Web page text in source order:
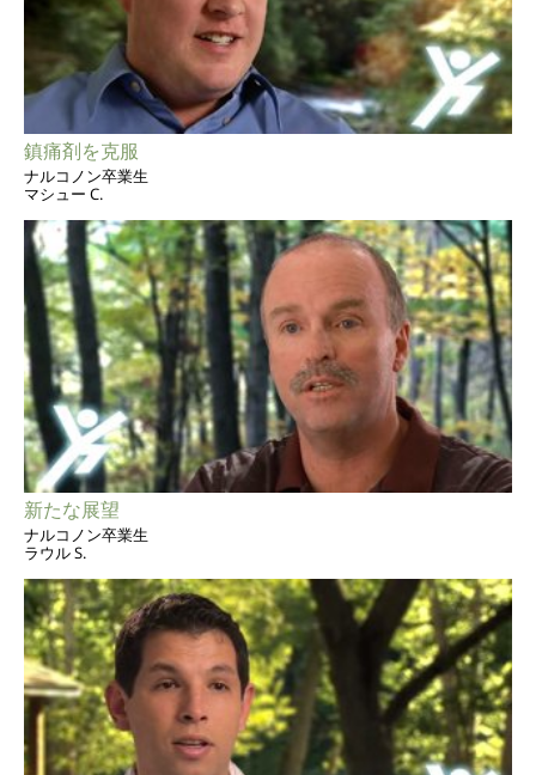
鎮痛剤を克服
ナルコノン卒業生
マシュー C.
新たな展望
ナルコノン卒業生
ラウル S.